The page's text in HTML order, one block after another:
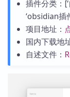
插件分类：[‘
‘obsidian插
项目地址：
国内下载地
自述文件：